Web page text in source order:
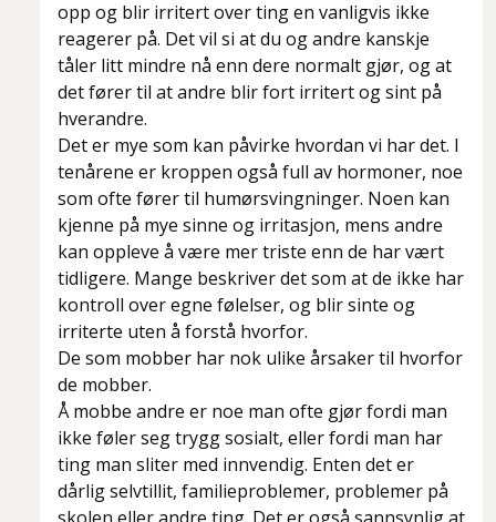
opp og blir irritert over ting en vanligvis ikke
reagerer på. Det vil si at du og andre kanskje
tåler litt mindre nå enn dere normalt gjør, og at
det fører til at andre blir fort irritert og sint på
hverandre.
Det er mye som kan påvirke hvordan vi har det. I
tenårene er kroppen også full av hormoner, noe
som ofte fører til humørsvingninger. Noen kan
kjenne på mye sinne og irritasjon, mens andre
kan oppleve å være mer triste enn de har vært
tidligere. Mange beskriver det som at de ikke har
kontroll over egne følelser, og blir sinte og
irriterte uten å forstå hvorfor.
De som mobber har nok ulike årsaker til hvorfor
de mobber.
Å mobbe andre er noe man ofte gjør fordi man
ikke føler seg trygg sosialt, eller fordi man har
ting man sliter med innvendig. Enten det er
dårlig selvtillit, familieproblemer, problemer på